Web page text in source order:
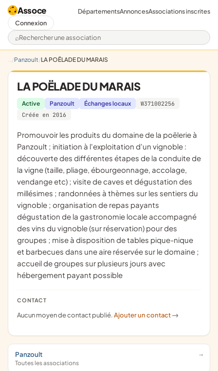
Assoce
Rechercher une association
DépartementsAnnoncesAssociations inscrites
Connexion
Panzoult LA POËLADE DU MARAIS
LA POËLADE DU MARAIS
Active Panzoult Échanges locaux
W371002256
Créée en 2016
promouvoir les produits du domaine de la poëlerie à
Panzoult ; initiation à l'exploitation d'un vignoble :
découverte des différentes étapes de la conduite de
la vigne (taille, pliage, ébourgeonnage, accolage,
vendange etc) ; visite de caves et dégustation des
millésimes ; randonnées à thèmes sur les sentiers du
vignoble ; organisation de repas payants
dégustation de la gastronomie locale accompagné
des vins du vignoble (sur réservation) pour des
groupes ; mise à disposition de tables pique-nique
et barbecues dans une aire réservée sur le domaine ;
accueil de groupes sur plusieurs jours avec
hébergement payant possible
CONTACT
Aucun moyen de contact publié.Ajouter un contact ->
Panzoult
Toutes les associations